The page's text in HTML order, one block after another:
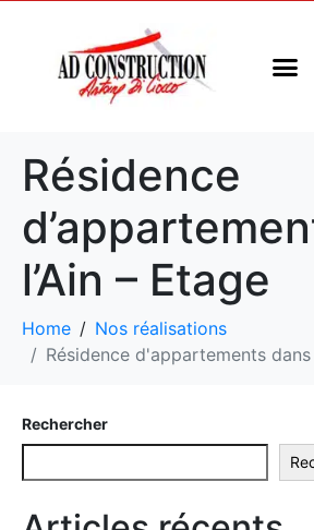
Résidence
l’Ain – Etage
Home
Nos réalisations
Résidence d'appartements
Rechercher